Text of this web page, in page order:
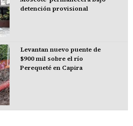
detención provisional
Levantan nuevo puente de
$900 mil sobre el río
Perequeté en Capira